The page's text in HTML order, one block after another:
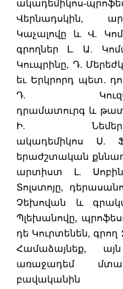
ակադեմիկոս-
Վերնադսկին,
Կաչալովը և Վ.
գրողներ Լ. Ա.
Կուպրինը, Դ.
եւ Երկրորդ պետ․
Դ. Կուզմին-
դրամատուրգ և
Ի.
ակադեմիկոս Ս. Ֆ.
երաժշտական
արտիստ Լ.
Տոլստոյը,
Չեխովան և
Պլեխանովը,
դե Կուրտենեն,
Համաձայնեք,
առաջադեմ
բավականին